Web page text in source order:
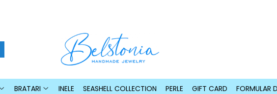
BRATARI INELE SEASHELL COLLECTION PERLE GIFT CARD FORMULAR